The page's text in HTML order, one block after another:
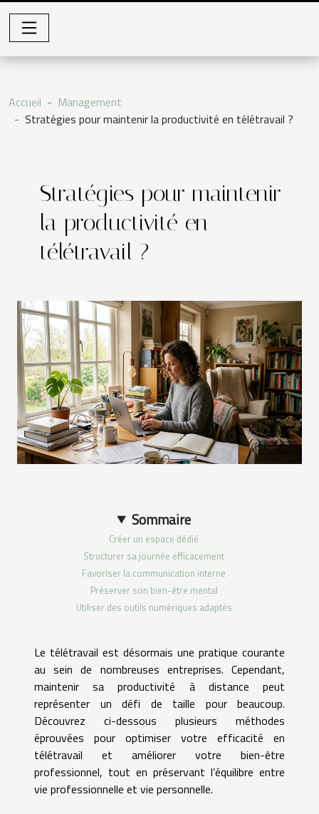
Accueil
Management
Stratégies pour maintenir la productivité en télétravail ?
Stratégies pour maintenir
la productivité en
télétravail ?
Sommaire
Créer un espace dédié
Structurer sa journée efficacement
Favoriser la communication interne
Préserver son bien-être mental
Utiliser des outils numériques adaptés
Le télétravail est désormais une pratique courante
au sein de nombreuses entreprises. Cependant,
maintenir sa productivité à distance peut
représenter un défi de taille pour beaucoup.
Découvrez ci-dessous plusieurs méthodes
éprouvées pour optimiser votre efficacité en
télétravail et améliorer votre bien-être
professionnel, tout en préservant l’équilibre entre
vie professionnelle et vie personnelle.